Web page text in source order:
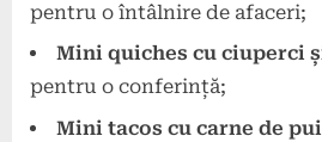
pentru o întâlnire de afaceri;
Mini quiches cu ciuperci
pentru o conferință;
Mini tacos cu carne de